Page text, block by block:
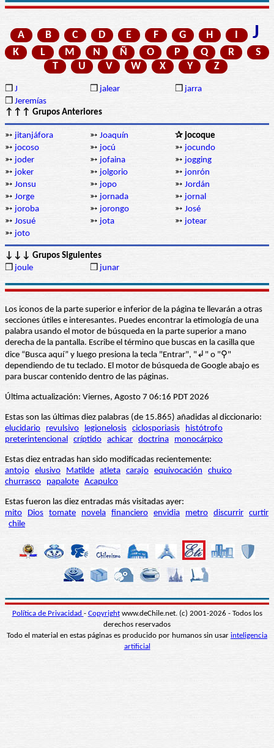
A B C D E F G H I J
K L M N Ñ O P Q R
S
T
U V W X Y Z
❒ J ❒ jalear ❒ jarra
❒ Jeremías
↑↑↑ Grupos Anteriores
➳ jitanjáfora ➳ Joaquín
✰ jocoque
➳ jocoso ➳ jocú ➳ jocundo
➳ joder ➳ jofaina ➳ jogging
➳ joker ➳ jolgorio ➳ jonrón
➳ Jonsu ➳ jopo ➳ Jordán
➳ Jorge ➳ jornada ➳ jornal
➳ joroba ➳ jorongo ➳ José
➳ Josué ➳ jota ➳ jotear
➳ joto
↓↓↓ Grupos Siguientes
❒ joule ❒ junar
Los iconos de la parte superior e inferior de la página te llevarán a otras
secciones útiles e interesantes. Puedes encontrar la etimología de una
palabra usando el motor de búsqueda en la parte superior a mano
derecha de la pantalla. Escribe el término que buscas en la casilla que
dice “Busca aquí” y luego presiona la tecla "Entrar", "↲" o "⚲"
dependiendo de tu teclado. El motor de búsqueda de Google abajo es
para buscar contenido dentro de las páginas.
Última actualización: Viernes, Agosto 7 06:16 PDT 2026
Estas son las últimas diez palabras (de 15.865) añadidas al diccionario:
elucidario
revulsivo legionelosis ciclosporiasis
histótrofo
preterintencional críptido achicar doctrina monocárpico
Estas diez entradas han sido modificadas recientemente:
antojo elusivo Matilde atleta carajo equivocación
chuico
churrasco
papalote Acapulco
Estas fueron las diez entradas más visitadas ayer:
mito
Dios tomate novela financiero envidia metro discurrir curtir
chile
Política de Privacidad - Copyrightwww.deChile.net. (c) 2001-2026 - Todos los
derechos reservados
Todo el material en estas páginas es producido por humanos sin usar inteligencia
artificial